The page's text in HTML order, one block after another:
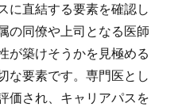
に直結する要素を確認し
の同僚や上司となる医師
が築けそうかを見極める
な要素です。専門医とし
価され、キャリアパスを